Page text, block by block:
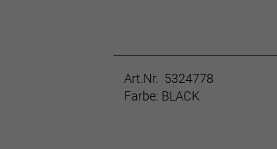
Art.Nr. 5324778
Farbe: BLACK